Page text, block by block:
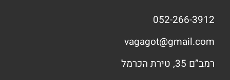
052-266-3912
vagagot@gmail.com
רמב”ם 35, טירת הכרמל